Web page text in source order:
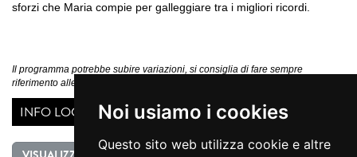
Noi usiamo i cookies
Questo sito web utilizza cookie e altre
sforzi che Maria compie per galleggiare tra i migliori ricordi.
Il programma potrebbe subire variazioni, si consiglia di fare sempre
riferimento alle comunicazioni ufficiali diffuse dall'Organizzatore
INFO LOCATION